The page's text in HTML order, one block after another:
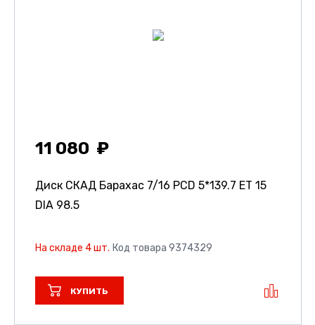
11 080
Диск СКАД Барахас 7/16 PCD 5*139.7 ET 15
DIA 98.5
На складе 4 шт. Код товара 9374329
КУПИТЬ